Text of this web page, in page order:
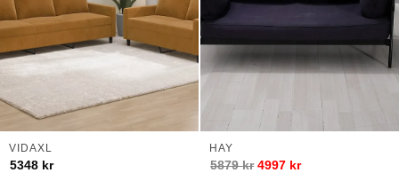
VIDAXL
5348 kr
HAY
5879kr 4997 kr